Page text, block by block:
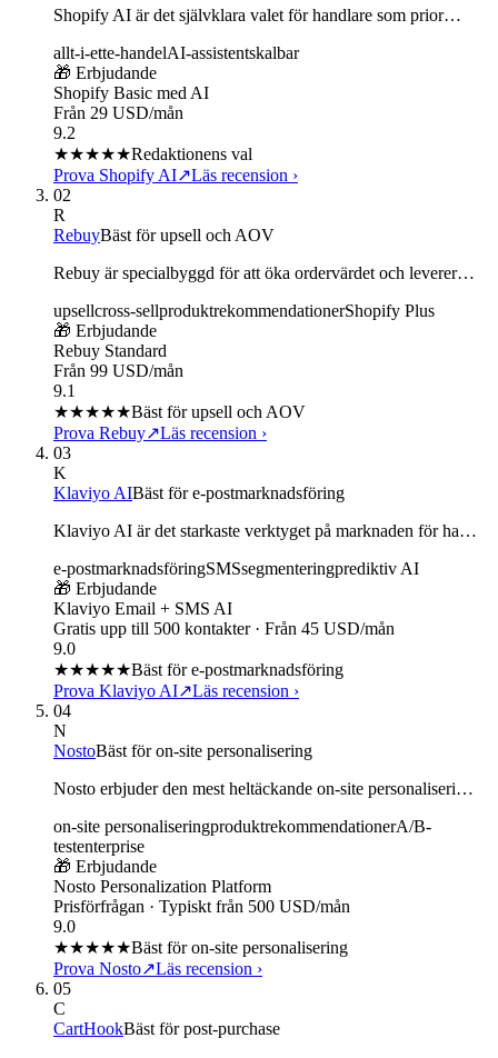
Shopify AI är det självklara valet för handlare som prior…
allt-i-ette-handelAI-assistentskalbar
🎁 Erbjudande
Shopify Basic med AI
Från 29 USD/mån
9.2
★★★★★Redaktionens val
Prova Shopify AI↗Läs recension ›
02
R
RebuyBäst för upsell och AOV
Rebuy är specialbyggd för att öka ordervärdet och leverer…
upsellcross-sellproduktrekommendationerShopify Plus
🎁 Erbjudande
Rebuy Standard
Från 99 USD/mån
9.1
★★★★★Bäst för upsell och AOV
Prova Rebuy↗Läs recension ›
03
K
Klaviyo AIBäst för e-postmarknadsföring
Klaviyo AI är det starkaste verktyget på marknaden för ha…
e-postmarknadsföringSMSsegmenteringprediktiv AI
🎁 Erbjudande
Klaviyo Email + SMS AI
Gratis upp till 500 kontakter · Från 45 USD/mån
9.0
★★★★★Bäst för e-postmarknadsföring
Prova Klaviyo AI↗Läs recension ›
04
N
NostoBäst för on-site personalisering
Nosto erbjuder den mest heltäckande on-site personaliseri…
on-site personaliseringproduktrekommendationerA/B-
testenterprise
🎁 Erbjudande
Nosto Personalization Platform
Prisförfrågan · Typiskt från 500 USD/mån
9.0
★★★★★Bäst för on-site personalisering
Prova Nosto↗Läs recension ›
05
C
CartHookBäst för post-purchase